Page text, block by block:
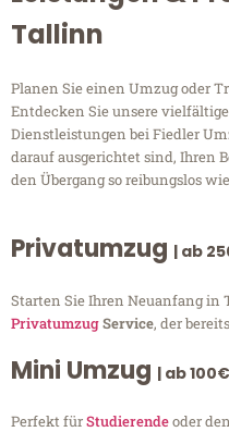
Tallinn
Planen Sie einen Umzug oder
Entdecken Sie unsere
Dienstleistungen bei Fiedler
darauf ausgerichtet sind, Ihren
den Übergang so reibungslos
Privatumzug | ab
Starten Sie Ihren Neuanfang
PrivatumzugService, der
Mini Umzug | ab 100€
Perfekt fürStudierendeoder